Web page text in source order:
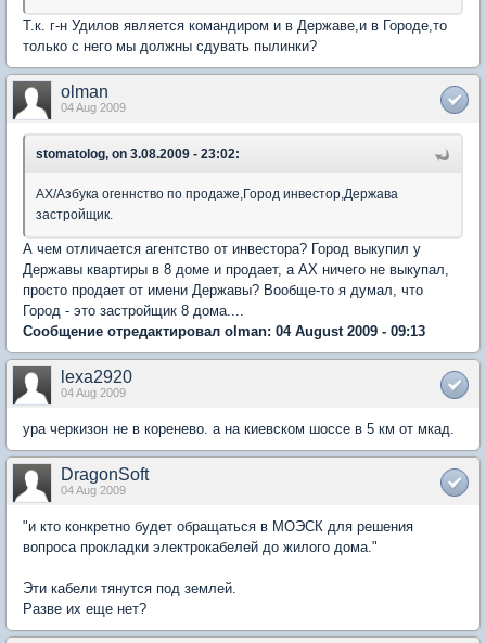
Т.к. г-н Удилов является командиром и в Державе,и в Городе,то
только с него мы должны сдувать пылинки?
olman
04 Aug 2009
stomatolog, on 3.08.2009 - 23:02:
АХ/Азбука огеннство по продаже,Город инвестор,Держава
застройщик.
А чем отличается агентство от инвестора? Город выкупил у
Державы квартиры в 8 доме и продает, а АХ ничего не выкупал,
просто продает от имени Державы? Вообще-то я думал, что
Город - это застройщик 8 дома....
Сообщение отредактировал olman: 04 August 2009 - 09:13
lexa2920
04 Aug 2009
ура черкизон не в коренево. а на киевском шоссе в 5 км от мкад.
DragonSoft
04 Aug 2009
"и кто конкретно будет обращаться в МОЭСК для решения
вопроса прокладки электрокабелей до жилого дома."
Эти кабели тянутся под землей.
Разве их еще нет?